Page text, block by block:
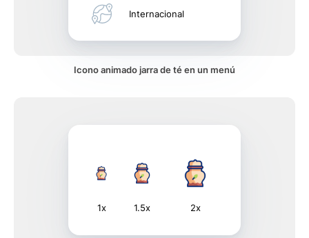
Internacional
Icono animado jarra de té en un menú
1x 1.5x 2x